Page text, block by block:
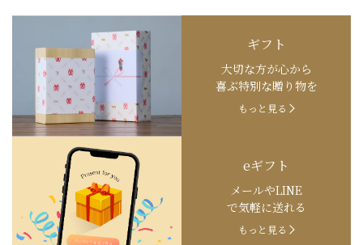
ギフト
大切な方が心から
喜ぶ特別な贈り物を
もっと見る
eギフト
メールやLINE
で気軽に送れる
もっと見る